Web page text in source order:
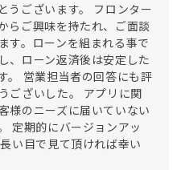
うございます。 フロンター
らご興味を持たれ、ご面談
す。ローンを組まれる事で
、ローン返済後は安定した
。 営業担当者の回答にも評
ございした。 アプリに関
様のニーズに届いていない
定期的にバージョンアッ
い目で見て頂ければ幸い